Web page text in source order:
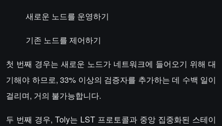
새로운 노드를 운영하기
기존 노드를 제어하기
첫 번째 경우는 새로운 노드가 네트워크에 들어오기 위해 대
기해야 하므로, 33% 이상의 검증자를 추가하는 데 수백 일이
걸리며, 거의 불가능합니다.
두 번째 경우, Toly는 LST 프로토콜과 중앙 집중화된 스테이